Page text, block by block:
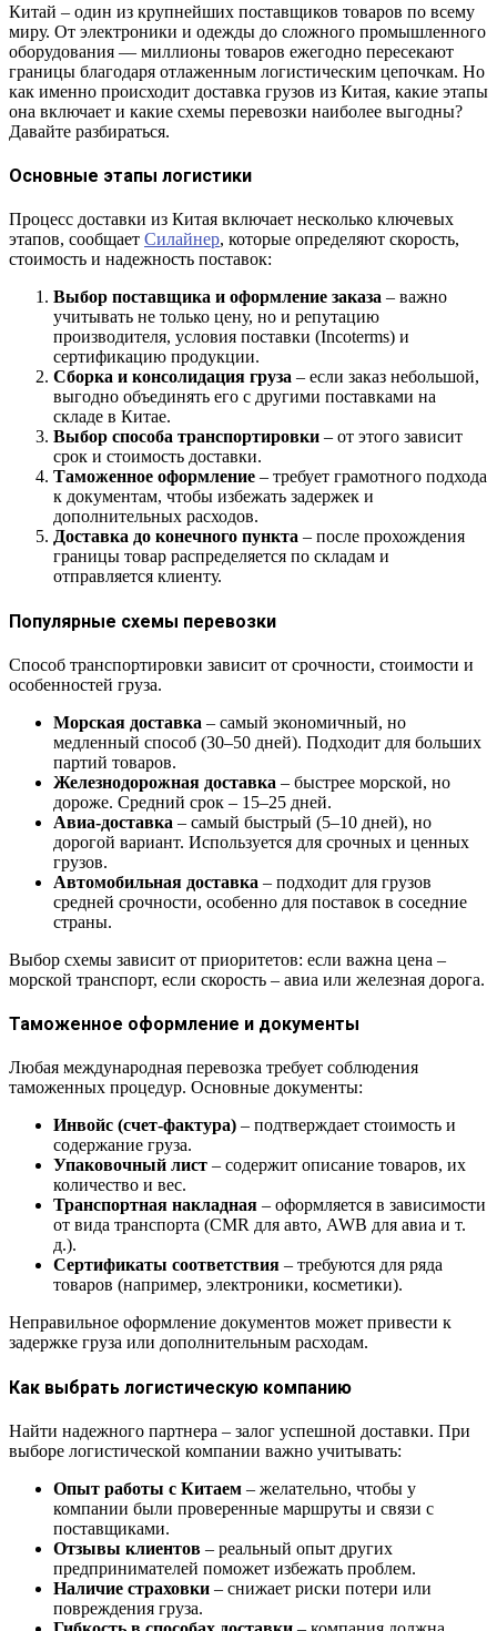
Китай – один из крупнейших поставщиков товаров по всему
миру. От электроники и одежды до сложного промышленного
оборудования — миллионы товаров ежегодно пересекают
границы благодаря отлаженным логистическим цепочкам. Но
как именно происходит доставка грузов из Китая, какие этапы
она включает и какие схемы перевозки наиболее выгодны?
Давайте разбираться.
Основные этапы логистики
Процесс доставки из Китая включает несколько ключевых
этапов, сообщает Силайнер, которые определяют скорость,
стоимость и надежность поставок:
Выбор поставщика и оформление заказа – важно
учитывать не только цену, но и репутацию
производителя, условия поставки (Incoterms) и
сертификацию продукции.
Сборка и консолидация груза – если заказ небольшой,
выгодно объединять его с другими поставками на
складе в Китае.
Выбор способа транспортировки – от этого зависит
срок и стоимость доставки.
Таможенное оформление – требует грамотного подхода
к документам, чтобы избежать задержек и
дополнительных расходов.
Доставка до конечного пункта – после прохождения
границы товар распределяется по складам и
отправляется клиенту.
Популярные схемы перевозки
Способ транспортировки зависит от срочности, стоимости и
особенностей груза.
Морская доставка – самый экономичный, но
медленный способ (30–50 дней). Подходит для больших
партий товаров.
Железнодорожная доставка – быстрее морской, но
дороже. Средний срок – 15–25 дней.
Авиа-доставка – самый быстрый (5–10 дней), но
дорогой вариант. Используется для срочных и ценных
грузов.
Автомобильная доставка – подходит для грузов
средней срочности, особенно для поставок в соседние
страны.
Выбор схемы зависит от приоритетов: если важна цена –
морской транспорт, если скорость – авиа или железная дорога.
Таможенное оформление и документы
Любая международная перевозка требует соблюдения
таможенных процедур. Основные документы:
Инвойс (счет-фактура) – подтверждает стоимость и
содержание груза.
Упаковочный лист – содержит описание товаров, их
количество и вес.
Транспортная накладная – оформляется в зависимости
от вида транспорта (CMR для авто, AWB для авиа и т.
д.).
Сертификаты соответствия – требуются для ряда
товаров (например, электроники, косметики).
Неправильное оформление документов может привести к
задержке груза или дополнительным расходам.
Как выбрать логистическую компанию
Найти надежного партнера – залог успешной доставки. При
выборе логистической компании важно учитывать:
Опыт работы с Китаем – желательно, чтобы у
компании были проверенные маршруты и связи с
поставщиками.
Отзывы клиентов – реальный опыт других
предпринимателей поможет избежать проблем.
Наличие страховки – снижает риски потери или
повреждения груза.